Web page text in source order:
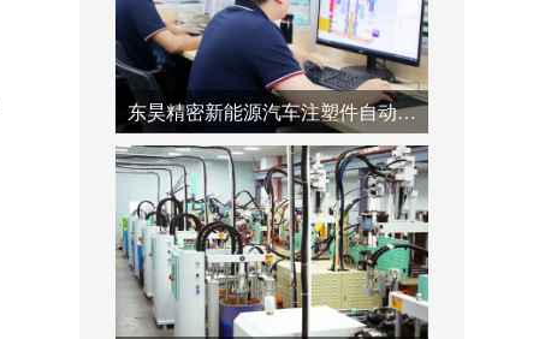
东昊精密新能源汽车注塑件自动化产线--助力产业链降本增效